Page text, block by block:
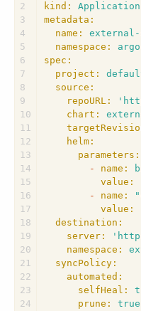
2
3
4
5
6
7
8
9
10
11
12
13
14
15
16
17
18
19
20
21
22
23
24
kind:
Application
metadata:
name:
external-
namespace:
spec:
project:
source:
repoURL:
chart:
helm:
parameters:
-
name:
value:
-
name:
value:
destination:
server:
namespace:
syncPolicy:
automated:
selfHeal:
prune:
true